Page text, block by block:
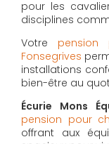
pour les
disciplines
Votre
Fonsegrives
installations
bien-être au
Écurie Mons
pension pour
offrant aux